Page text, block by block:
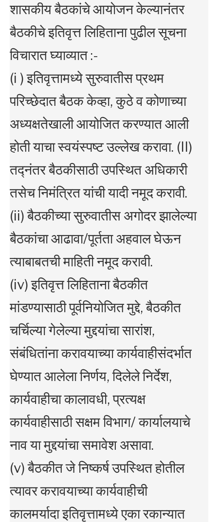
शासकीय बैठकांचे आयोजन केल्यानंतर
बैठकीचे इतिवृत्त लिहिताना पुढील सूचना
विचारात घ्याव्यात :-
(i ) इतिवृत्तामध्ये सुरुवातीस प्रथम
परिच्छेदात बैठक केव्हा, कुठे व कोणाच्या
अध्यक्षतेखाली आयोजित करण्यात आली
होती याचा स्वयंस्पष्ट उल्लेख करावा. (II)
तद्नंतर बैठकीसाठी उपस्थित अधिकारी
तसेच निमंत्रित यांची यादी नमूद करावी.
(ii) बैठकीच्या सुरुवातीस अगोदर झालेल्या
बैठकांचा आढावा/पूर्तता अहवाल घेऊन
त्याबाबतची माहिती नमूद करावी.
(iv) इतिवृत्त लिहिताना बैठकीत
मांडण्यासाठी पूर्वनियोजित मुद्दे, बैठकीत
चर्चिल्या गेलेल्या मुद्दयांचा सारांश,
संबंधितांना करावयाच्या कार्यवाहीसंदर्भात
घेण्यात आलेला निर्णय, दिलेले निर्देश,
कार्यवाहीचा कालावधी, प्रत्यक्ष
कार्यवाहीसाठी सक्षम विभाग/ कार्यालयाचे
नाव या मुद्दयांचा समावेश असावा.
(v) बैठकीत जे निष्कर्ष उपस्थित होतील
त्यावर करावयाच्या कार्यवाहीची
कालमर्यादा इतिवृत्तामध्ये एका रकान्यात